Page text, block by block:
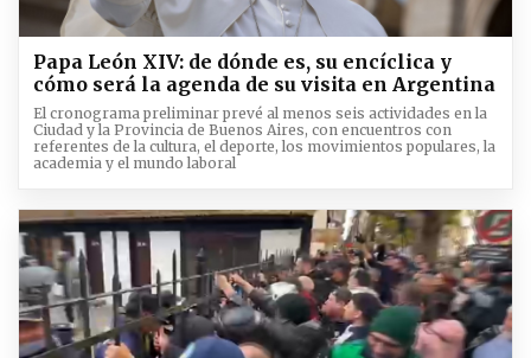
Papa León XIV: de dónde es, su encíclica y
cómo será la agenda de su visita en Argentina
El cronograma preliminar prevé al menos seis actividades en la
Ciudad y la Provincia de Buenos Aires, con encuentros con
referentes de la cultura, el deporte, los movimientos populares, la
academia y el mundo laboral